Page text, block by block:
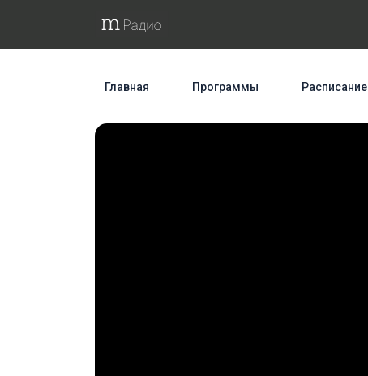
Главная Программы Расписание